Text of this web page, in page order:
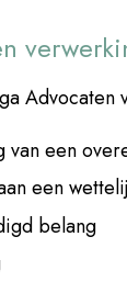
Advocaten
een
een
belang